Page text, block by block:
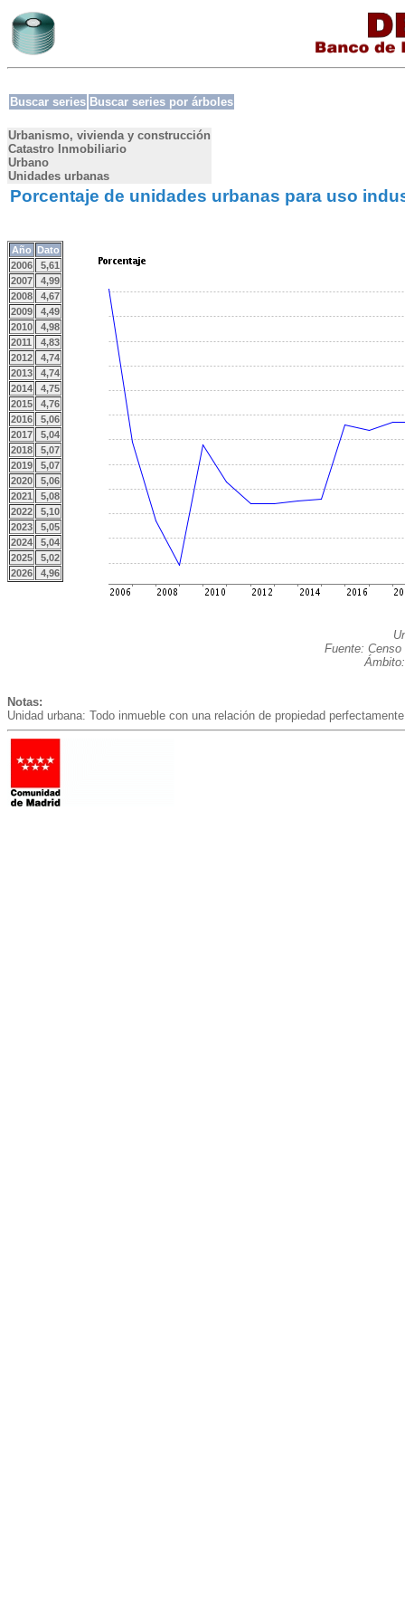
Buscar series Buscar series por árboles
Urbanismo, vivienda y construcción
Catastro Inmobiliario
Urbano
Unidades urbanas
Porcentaje de unidades urbanas para uso
Año Dato
2006
5,61
2007
4,99
2008
4,67
2009
4,49
2010
4,98
2011
4,83
2012
4,74
2013
4,74
2014
4,75
2015
4,76
2016
5,06
2017
5,04
2018
5,07
2019
5,07
2020
5,06
2021
5,08
2022
5,10
2023
5,05
2024
5,04
2025
5,02
2026
4,96
Fuente:
Notas:
Unidad urbana: Todo inmueble con una relación de propiedad